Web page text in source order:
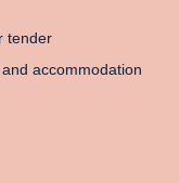
tender
accommodation